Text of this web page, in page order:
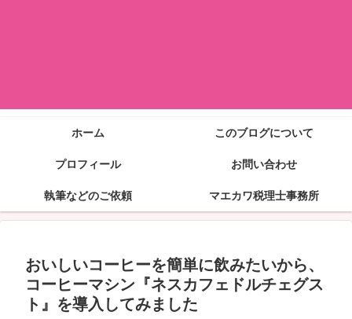
ホーム このブログについて
プロフィール お問い合わせ
執筆などのご依頼 マエカワ税理士事務所
おいしいコーヒーを簡単に飲みたいから、
コーヒーマシン『ネスカフェドルチェグス
ト』を導入してみました